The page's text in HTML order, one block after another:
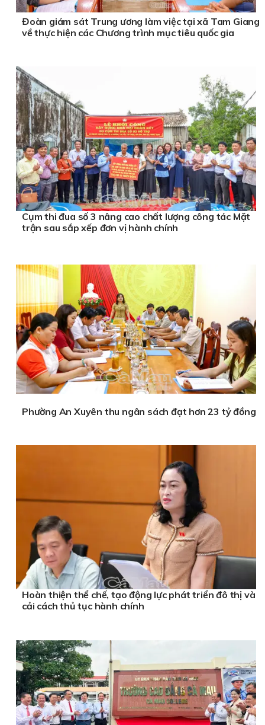
Đoàn giám sát Trung ương làm việc tại xã Tam Giang
về thực hiện các Chương trình mục tiêu quốc gia
Cụm thi đua số 3 nâng cao chất lượng công tác Mặt
trận sau sắp xếp đơn vị hành chính
Phường An Xuyên thu ngân sách đạt hơn 23 tỷ đồng
Hoàn thiện thể chế, tạo động lực phát triển đô thị và
cải cách thủ tục hành chính